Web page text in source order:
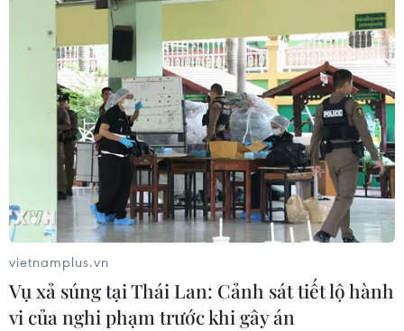
vietnamplus.vn
Vụ xả súng tại Thái Lan: Cảnh sát tiết lộ hành
vi của nghi phạm trước khi gây án